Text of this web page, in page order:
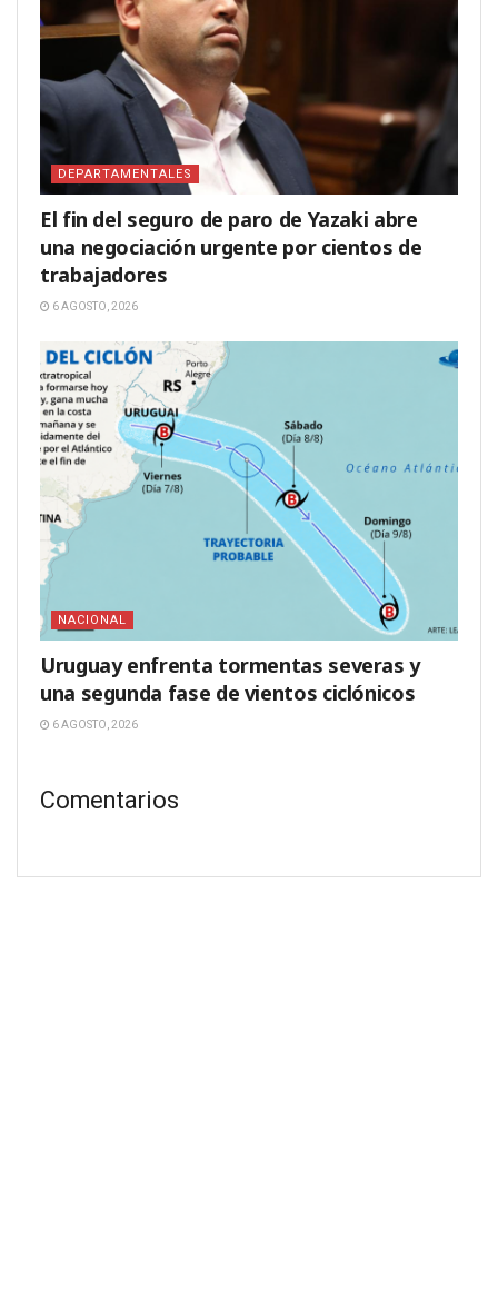
DEPARTAMENTALES
El fin del seguro de paro de Yazaki abre
una negociación urgente por cientos de
trabajadores
6 AGOSTO, 2026
NACIONAL
Uruguay enfrenta tormentas severas y
una segunda fase de vientos ciclónicos
6 AGOSTO, 2026
Comentarios